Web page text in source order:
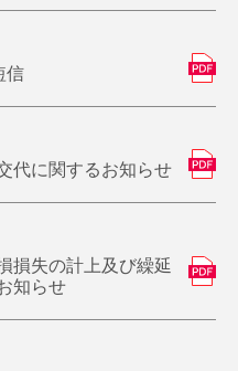
信
代に関するお知らせ
損失の計上及び繰延
知らせ